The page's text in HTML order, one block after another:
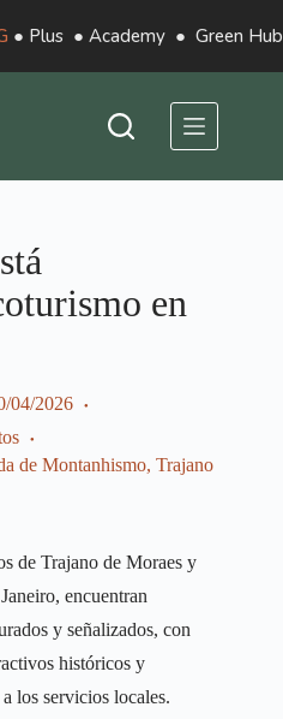
● Plus ● Academy ● Green Hub
en
04/2026
de Montanhismo, Trajano
de Trajano de Moraes y
encuentran
y señalizados, con
históricos y
los servicios locales.